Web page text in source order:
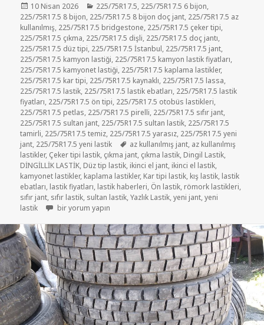
Yayın
tarihi
10 Nisan 2026 Kategoriler
225/75R17.5, 225/75R17.5 6 bijon,
225/75R17.5 8 bijon, 225/75R17.5 8 bijon doç jant, 225/75R17.5 az
kullanılmış, 225/75R17.5 bridgestone, 225/75R17.5 çeker tipi,
225/75R17.5 çıkma, 225/75R17.5 dişli, 225/75R17.5 doç jantı,
225/75R17.5 düz tipi, 225/75R17.5 İstanbul, 225/75R17.5 jant,
225/75R17.5 kamyon lastiği, 225/75R17.5 kamyon lastik fiyatları,
225/75R17.5 kamyonet lastiği, 225/75R17.5 kaplama lastikler,
225/75R17.5 kar tipi, 225/75R17.5 kaynaklı, 225/75R17.5 lassa,
225/75R17.5 lastik, 225/75R17.5 lastik ebatları, 225/75R17.5 lastik
fiyatları, 225/75R17.5 ön tipi, 225/75R17.5 otobüs lastikleri,
225/75R17.5 petlas, 225/75R17.5 pirelli, 225/75R17.5 sıfır jant,
225/75R17.5 sultan jant, 225/75R17.5 sultan lastik, 225/75R17.5
tamirli, 225/75R17.5 temiz, 225/75R17.5 yarasız, 225/75R17.5 yeni
jant, 225/75R17.5 yeni lastik Etiketler
az kullanılmış jant, az kullanılmış
lastikler, Çeker tipi lastik, çıkma jant, çıkma lastik, Dingil Lastik,
DİNGİLLİK LASTİK, Düz tip lastik, ikinci el jant, ikinci el lastik,
kamyonet lastikler, kaplama lastikler, Kar tipi lastik, kış lastik, lastik
ebatları, lastik fiyatları, lastik haberleri, Ön lastik, römork lastikleri,
sıfır jant, sıfır lastik, sultan lastik,Yazlık Lastik,yeni jant,yeni
lastik
225-75R17.5 İKİNCİ EL ÇIKMA LASTİK için
bir yorum yapın